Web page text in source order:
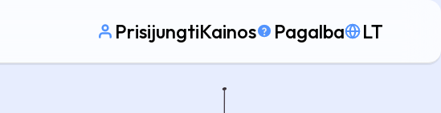
PrisijungtiKainos Pagalba LT